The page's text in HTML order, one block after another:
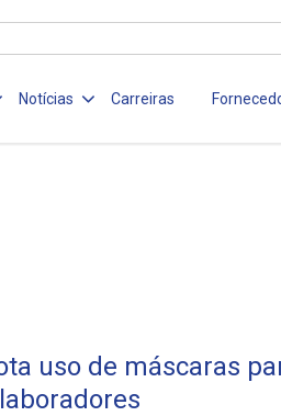
Notícias Carreiras
uso de máscaras